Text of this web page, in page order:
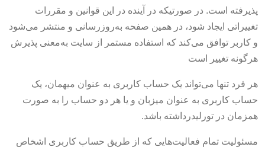
پذیرفته است. در صورتیکه در آینده در این قوانین و مقررات
تغییراتی ایجاد شود، در همین صفحه به‌روزرسانی و منتشر می‌شود
و کاربر توافق می‏‌کند که استفاده مستمر از سایت به‌معنی پذیرش
هرگونه تغییر است
هر فرد تنها می‌تواند یک حساب کاربری به عنوان میهمان، یک
حساب کاربری به عنوان میزبان و یا هر دو حساب را به صورت
همزمان در تورلیدرداشته باشد.
مسئولیت تمام فعالیت‌هایی که از طریق حساب کاربری اشخاص